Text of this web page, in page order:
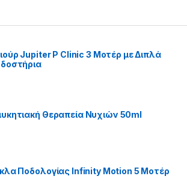
Jupiter P Clinic 3 Μοτέρ με Διπλά
Θεραπεία Νυχιών 50ml
Ποδολογίας Infinity Motion 5 Μοτέρ